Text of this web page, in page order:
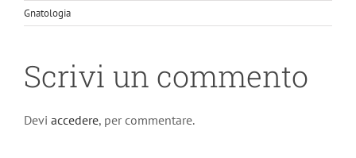
Gnatologia
Scrivi un commento
Devi accedere, per commentare.